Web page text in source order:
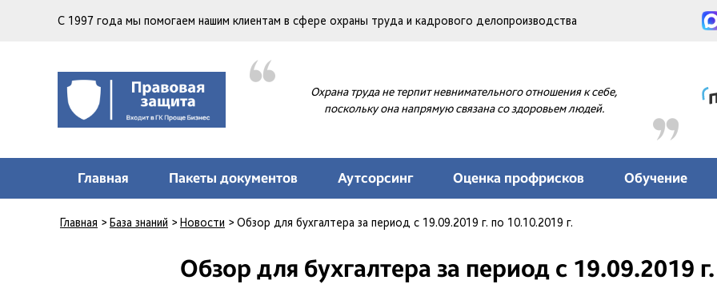
С 1997 года мы помогаем нашим клиентам в сфере охраны труда и кадрового делопроизводства
Охрана труда не терпит невнимательного отношения к себе,
поскольку она напрямую связана со здоровьем людей.
Главная Пакеты документов Аутсорсинг Оценка профрисков Обучение
Главная > База знаний > Новости > Обзор для бухгалтера за период с 19.09.2019 г. по 10.10.2019 г.
Обзор для бухгалтера за период с 19.09.2019